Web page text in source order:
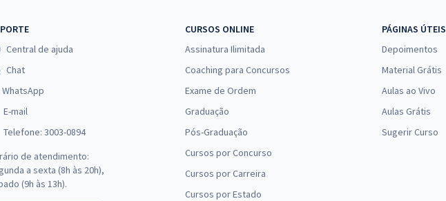
Central de ajuda
Chat
WhatsApp
E-mail
Telefone: 3003-0894
de atendimento:
a sexta (8h às 20h),
(9h às 13h).
CURSOS ONLINE
Assinatura Ilimitada
Coaching para Concursos
Exame de Ordem
Graduação
Pós-Graduação
Cursos por Concurso
Cursos por Carreira
Cursos por Estado
PÁGINAS ÚTEIS
Depoimentos
Material Grátis
Aulas ao Vivo
Aulas Grátis
Sugerir Curso